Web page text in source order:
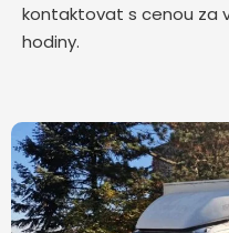
kontaktovat s cenou za
hodiny.